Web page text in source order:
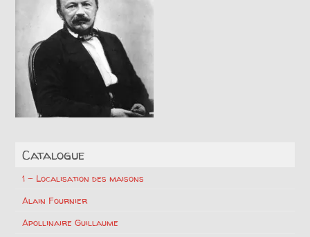
Catalogue
1 – Localisation des maisons
Alain Fournier
Apollinaire Guillaume